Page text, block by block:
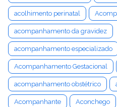
acolhimento perinatal
acompanhamento da gravidez
acompanhamento especializado
Acompanhamento Gestacional
acompanhamento obstétrico
Acompanhante Aconchego